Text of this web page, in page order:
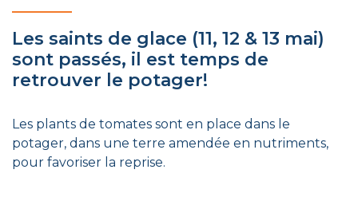
Les saints de glace (11, 12 & 13 mai)
sont passés, il est temps de
retrouver le potager!
Les plants de tomates sont en place dans le
potager, dans une terre amendée en nutriments,
pour favoriser la reprise.